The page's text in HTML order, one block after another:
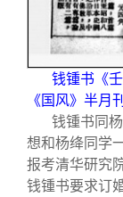
钱锺书《
《国风》半月
钱锺书同
想和杨绛同学
报考清华研究
钱锺书要求订